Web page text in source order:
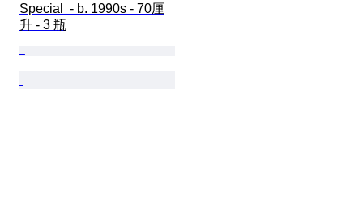
Special  - b. 1990s - 70厘
升 - 3 瓶